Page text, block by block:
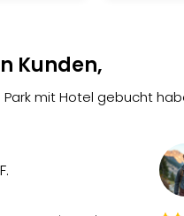
Kunden,
mit Hotel gebucht